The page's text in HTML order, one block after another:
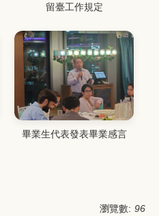
留臺工作規定
畢業生代表發表畢業感言
瀏覽數: 96